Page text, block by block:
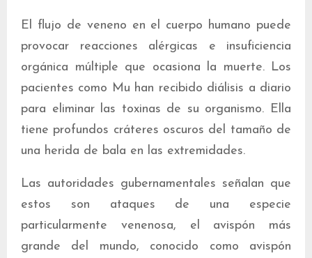
El flujo de veneno en el cuerpo humano puede
provocar reacciones alérgicas e insuficiencia
orgánica múltiple que ocasiona la muerte. Los
pacientes como Mu han recibido diálisis a diario
para eliminar las toxinas de su organismo. Ella
tiene profundos cráteres oscuros del tamaño de
una herida de bala en las extremidades.
Las autoridades gubernamentales señalan que
estos son ataques de una especie
particularmente venenosa, el avispón más
grande del mundo, conocido como avispón